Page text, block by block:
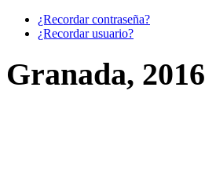
¿Recordar contraseña?
¿Recordar usuario?
Granada, 2016